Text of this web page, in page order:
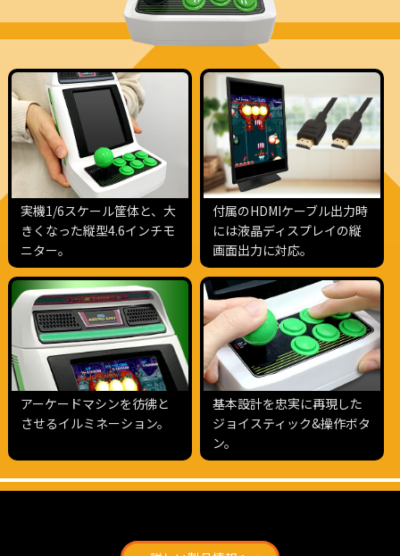
実機1/6スケール筐体と、大
きくなった縦型4.6インチモ
ニター。
付属のHDMIケーブル出力時
には液晶ディスプレイの縦
画面出力に対応。
アーケードマシンを彷彿と
させるイルミネーション。
基本設計を忠実に再現した
ジョイスティック&操作ボタ
ン。